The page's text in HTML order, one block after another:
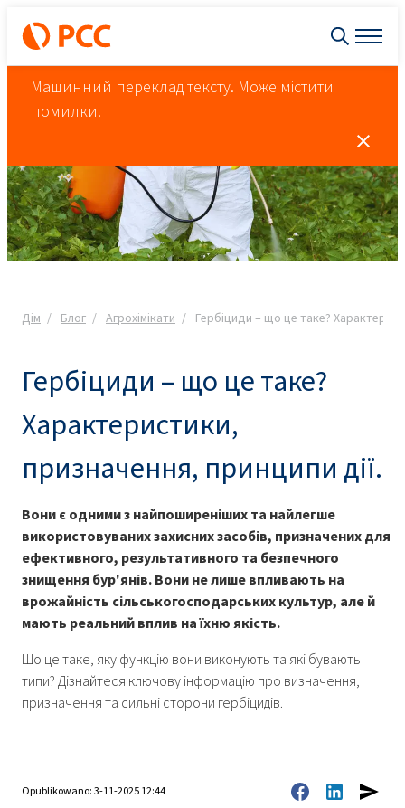
Машинний переклад тексту. Може містити
помилки.
Дім Блог Агрохімікати Гербіциди – що це таке?
Гербіциди – що це таке?
Характеристики,
призначення, принципи дії.
Вони є одними з найпоширеніших та найлегше
використовуваних захисних засобів, призначених для
ефективного, результативного та безпечного
знищення бур'янів. Вони не лише впливають на
врожайність сільськогосподарських культур, але й
мають реальний вплив на їхню якість.
Що це таке, яку функцію вони виконують та які бувають
типи? Дізнайтеся ключову інформацію про визначення,
призначення та сильні сторони гербіцидів.
Opublikowano: 3-11-2025 12:44